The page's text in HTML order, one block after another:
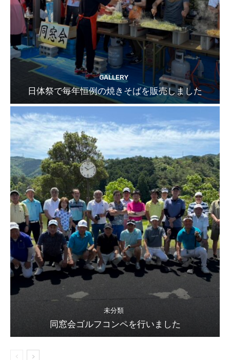
GALLERY
日体祭で毎年恒例の焼きそばを販売しました
未分類
同窓会ゴルフコンペを行いました